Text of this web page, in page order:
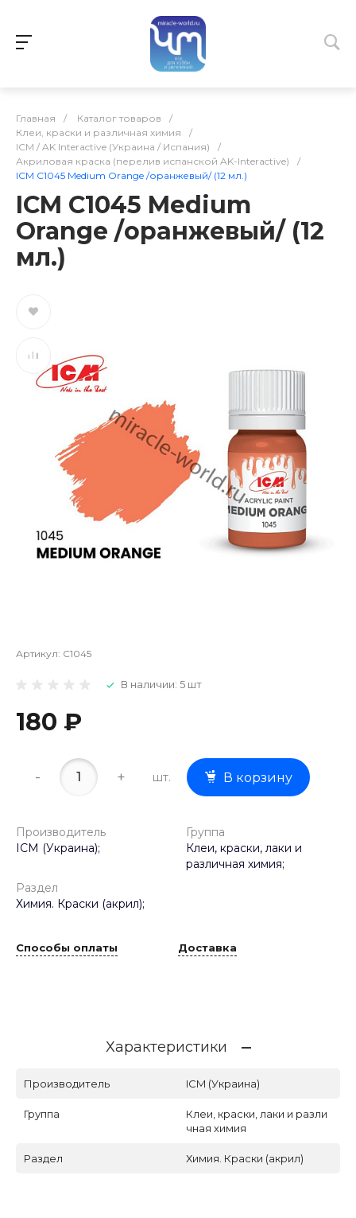
Главная / Каталог товаров
/
Клеи, краски и различная химия
/
ICM / AK Interactive (Украина / Испания)
/
Акриловая краска (перелив испанской AK-Interactive)
/
ICM C1045 Medium Orange /оранжевый/ (12 мл.)
ICM C1045 Medium
Orange /оранжевый/ (12
мл.)
Артикул: C1045
В наличии: 5 шт
180 ₽
- + шт. В корзину
Производитель
ICM (Украина);
Группа
Клеи, краски, лаки и
различная химия;
Раздел
Химия. Краски (акрил);
Способы оплаты Доставка
Характеристики
Производитель ICM (Украина)
Группа
Клеи, краски, лаки и разли
чная химия
Раздел Химия. Краски (акрил)